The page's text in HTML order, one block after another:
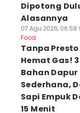
Dipotong
Alasannya
07 Agu 2026, 06:58
Food
Tanpa
Hemat Gas! 3
Bahan Dapur
Sederhana,
Sapi Empuk
15 Menit